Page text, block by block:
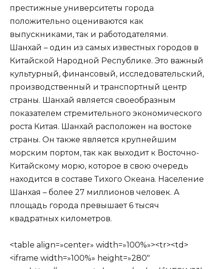
престижные университеты города
положительно оцениваются как
выпускниками, так и работодателями.
Шанхай – один из самых известных городов в
Китайской Народной Республике. Это важный
культурный, финансовый, исследовательский,
производственный и транспортный центр
страны. Шанхай является своеобразным
показателем стремительного экономического
роста Китая. Шанхай расположен на востоке
страны. Он также является крупнейшим
морским портом, так как выходит к Восточно-
Китайскому морю, которое в свою очередь
находится в составе Тихого Океана. Население
Шанхая – более 27 миллионов человек. А
площадь города превышает 6 тысяч
квадратных километров.
<table align=»center» width=»100%»><tr><td>
<iframe width=»100%» height=»280″